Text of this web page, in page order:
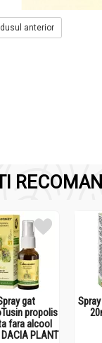
anterior
gat
propolis
fara alcool
PLANT